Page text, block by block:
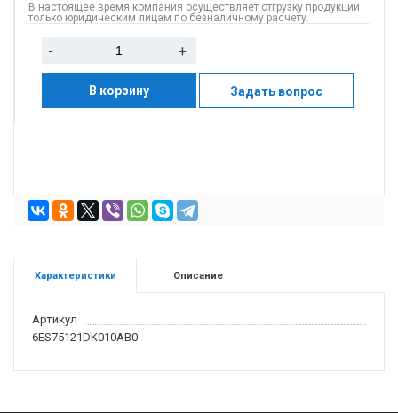
В настоящее время компания осуществляет отгрузку продукции
только юридическим лицам по безналичному расчету.
- +
В корзину Задать вопрос
Характеристики Описание
Артикул
6ES75121DK010AB0